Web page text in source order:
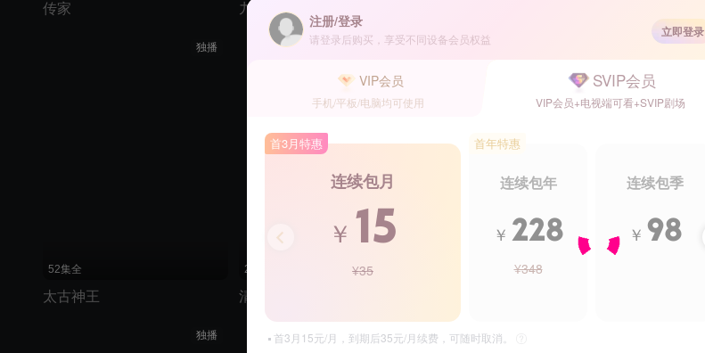
传家 九州缥缈录
独播
52集全
太古神王
独播
24集全
清落
独播 独播
注册/登录
请登录后购买，享受不同设备会员权益 立即登录
VIP会员
手机/平板/电脑均可使用
SVIP会员
VIP会员+电视端可看+SVIP剧场
首3月特惠
连续包月
￥ 15
¥35
首年特惠
连续包年
￥ 228
¥348
连续包季
￥ 98
首3月15元/月，到期后35元/月续费，可随时取消。